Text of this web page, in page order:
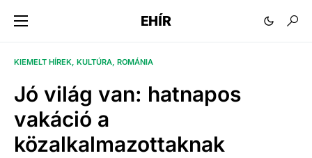
EHÍR
KIEMELT HÍREK KULTÚRA ROMÁNIA
Jó világ van: hatnapos
vakáció a
közalkalmazottaknak